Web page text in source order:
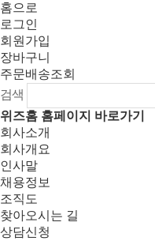
홈으로
로그인
회원가입
장바구니
주문배송조회
검색
위즈홈 홈페이지 바로가기
회사소개
회사개요
인사말
채용정보
조직도
찾아오시는 길
상담신청